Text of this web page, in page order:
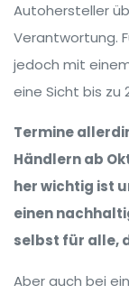
Autohersteller
Verantwortung.
jedoch mit
eine Sicht bis zu
Termine
Händlern ab
her wichtig ist
einen
selbst für alle,
Aber auch bei